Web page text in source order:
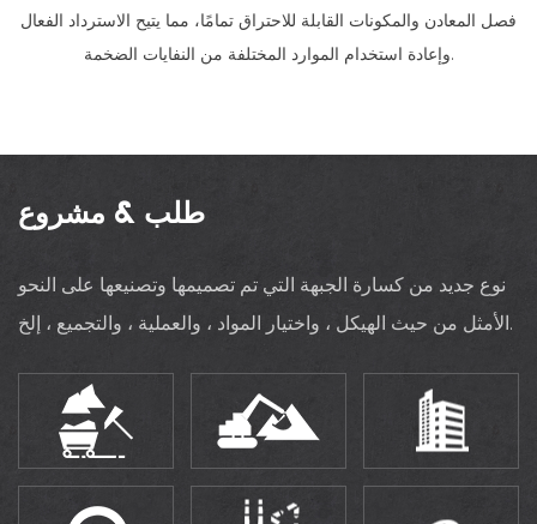
فصل المعادن والمكونات القابلة للاحتراق تمامًا، مما يتيح الاسترداد الفعال
وإعادة استخدام الموارد المختلفة من النفايات الضخمة.
طلب & مشروع
نوع جديد من كسارة الجبهة التي تم تصميمها وتصنيعها على النحو
الأمثل من حيث الهيكل ، واختيار المواد ، والعملية ، والتجميع ، إلخ.